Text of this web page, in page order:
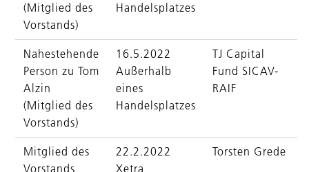
(Mitglied des
Vorstands)
Handelsplatzes
Nahestehende
Person zu Tom
Alzin
(Mitglied des
Vorstands)
16.5.2022
Außerhalb
eines
Handelsplatzes
TJ Capital
Fund SICAV-
RAIF
Mitglied des
Vorstands
22.2.2022
Xetra
Torsten Grede